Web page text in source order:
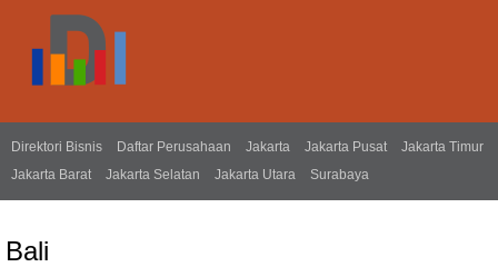
Direktori Bisnis Daftar Perusahaan Jakarta Jakarta Pusat
Jakarta Timur
Jakarta Barat
Jakarta Selatan Jakarta Utara Surabaya
Bali